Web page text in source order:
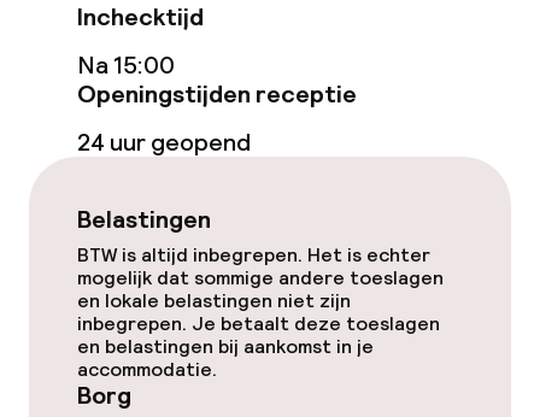
Eet- en drinkgelegenheden
Restaurant
Eet- en drinkdiensten
Ontbijtbuffet
Roomservice
Inchecktijd
Na 15:00
Openingstijden receptie
24 uur geopend
Belastingen
BTW is altijd inbegrepen. Het is echter
mogelijk dat sommige andere toeslagen
en lokale belastingen niet zijn
inbegrepen. Je betaalt deze toeslagen
en belastingen bij aankomst in je
accommodatie.
Borg